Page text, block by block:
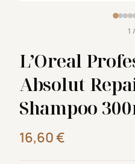
1
L’Oreal
Absolut
Shampoo
16,60€